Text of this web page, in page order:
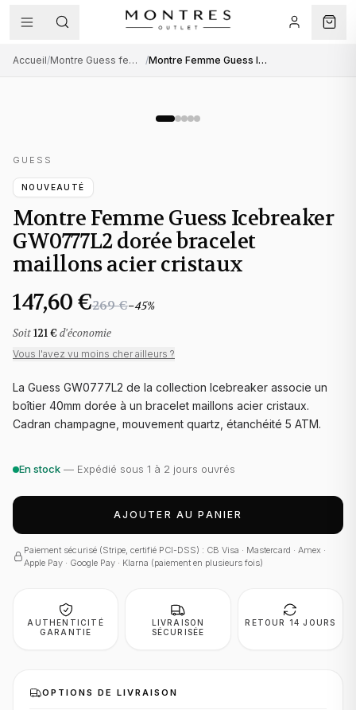
Accueil/ Montre Guess femme / Montre Femme Guess Icebreaker GW0777L2 dorée bracelet maillons acier cristaux
GUESS
NOUVEAUTÉ
Montre Femme Guess Icebreaker
GW0777L2 dorée bracelet
maillons acier cristaux
147,60 €269 €−45%
Soit121 € d'économie
Vous l'avez vu moins cher ailleurs ?
La Guess GW0777L2 de la collection Icebreaker associe un
boîtier 40mm dorée à un bracelet maillons acier cristaux.
Cadran champagne, mouvement quartz, étanchéité 5 ATM.
En stock — Expédié sous 1 à 2 jours ouvrés
AJOUTER AU PANIER
Paiement sécurisé (Stripe, certifié PCI-DSS) : CB Visa · Mastercard · Amex ·
Apple Pay · Google Pay · Klarna (paiement en plusieurs fois)
AUTHENTICITÉ
GARANTIE
LIVRAISON
SÉCURISÉE
RETOUR 14 JOURS
OPTIONS DE LIVRAISON